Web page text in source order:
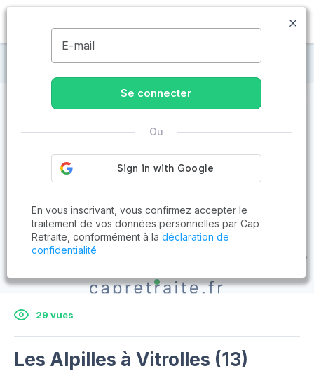
MENU
Maisons de retraite à Vitrolles
29 vues
Les Alpilles à Vitrolles (13)
E-mail
Se connecter
Ou
En vous inscrivant, vous confirmez accepter le
traitement de vos données personnelles par Cap
Retraite, conformément à la déclaration de
confidentialité